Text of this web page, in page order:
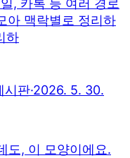
, 카톡 등 여러 경로
아 맥락별로 정리하
하
시판·2026. 5. 30.
도, 이 모양이에요.